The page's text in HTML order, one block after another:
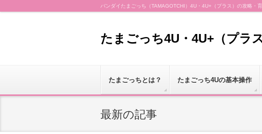
バンダイたまごっち（TAMAGOTCHI）4U・4U+（プラス）の攻略・
たまごっち4U・4U+（プラ
たまごっちとは？ たまごっち4Uの基本操作
最新の記事